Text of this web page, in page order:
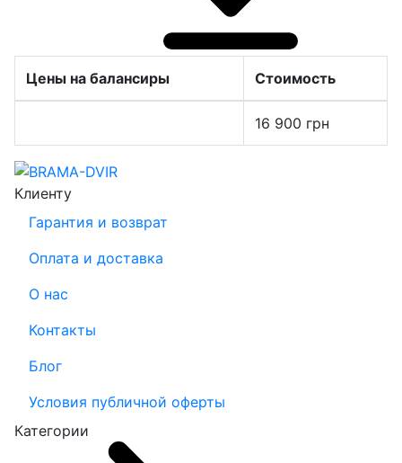
Цены на балансиры Стоимость
16 900 грн
Клиенту
Гарантия и возврат
Оплата и доставка
О нас
Контакты
Блог
Условия публичной оферты
Категории